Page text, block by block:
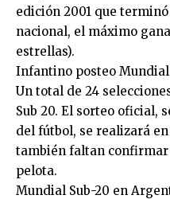
edición 2001 que
nacional, el máximo
estrellas).
Infantino posteo Mundial
Un total de 24
Sub 20. El sorteo oficial,
del fútbol, se realizará
también faltan confirmar
pelota.
Mundial Sub-20 en